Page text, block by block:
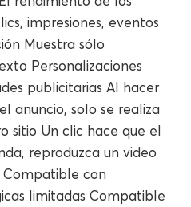
impresiones, eventos
Muestra sólo
Personalizaciones
publicitarias Al hacer
anuncio, solo se realiza
sitio Un clic hace que el
reproduzca un video
Compatible con
limitadas Compatible